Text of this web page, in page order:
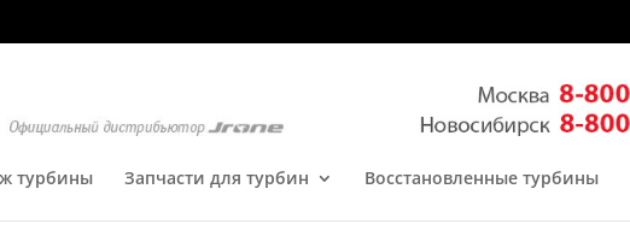
турбины Запчасти для турбин Восстановленные турбины